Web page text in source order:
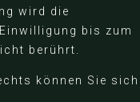
wird die
bis zum
berührt.
können Sie sich